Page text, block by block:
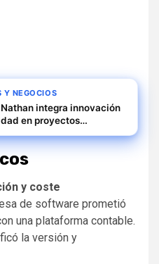
Y NEGOCIOS
integra innovación
en proyectos
y coste
de software prometió
una plataforma contable.
la versión y